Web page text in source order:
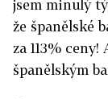
jsem minulý
že španělské
za 113%
španělským